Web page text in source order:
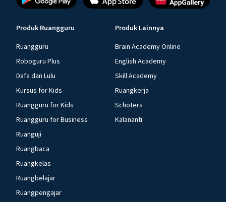
Produk Ruangguru
Ruangguru
Roboguru Plus
Dafa dan Lulu
Kursus for Kids
Ruangguru for Kids
Ruangguru for Business
Ruanguji
Ruangbaca
Ruangkelas
Ruangbelajar
Ruangpengajar
Produk Lainnya
Brain Academy Online
English Academy
Skill Academy
Ruangkerja
Schoters
Kalananti